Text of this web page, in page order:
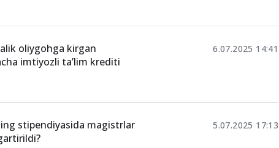
oliygohga kirgan
imtiyozli taʼlim krediti
6.07.2025 14:41
stipendiyasida magistrlar
5.07.2025 17:13